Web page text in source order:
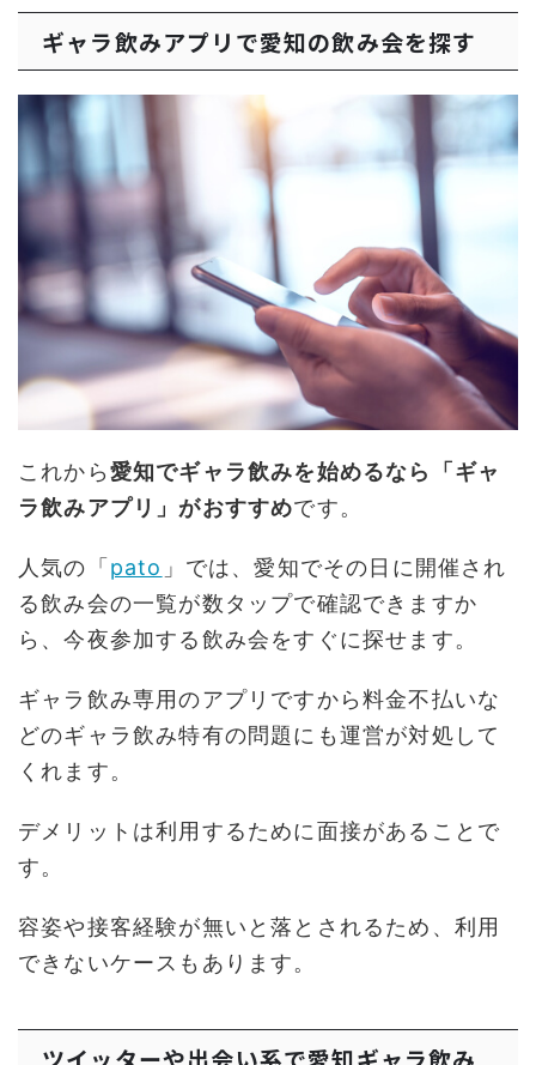
ギャラ飲みアプリで愛知の飲み会を探す
これから愛知でギャラ飲みを始めるなら「ギャ
ラ飲みアプリ」がおすすめです。
人気の「pato 」では、愛知でその日に開催され
る飲み会の一覧が数タップで確認できますか
ら、今夜参加する飲み会をすぐに探せます。
ギャラ飲み専用のアプリですから料金不払いな
どのギャラ飲み特有の問題にも運営が対処して
くれます。
デメリットは利用するために面接があることで
す。
容姿や接客経験が無いと落とされるため、利用
できないケースもあります。
ツイッターや出会い系で愛知ギャラ飲み